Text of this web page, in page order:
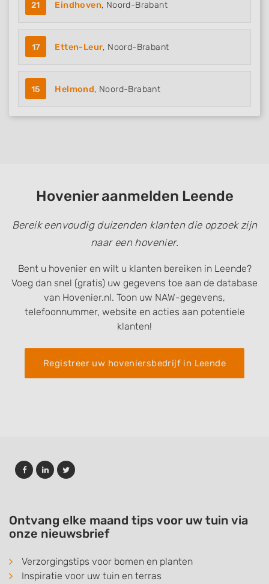
21 Eindhoven, Noord-Brabant
17 Etten-Leur, Noord-Brabant
15 Helmond, Noord-Brabant
Hovenier aanmelden Leende
Bereik eenvoudig duizenden klanten die opzoek zijn
naar een hovenier.
Bent u hovenier en wilt u klanten bereiken in Leende?
Voeg dan snel (gratis) uw gegevens toe aan de database
van Hovenier.nl. Toon uw NAW-gegevens,
telefoonnummer, website en acties aan potentiele
klanten!
Registreer uw hoveniersbedrijf in Leende
Ontvang elke maand tips voor uw tuin via
onze nieuwsbrief
Verzorgingstips voor bomen en planten
Inspiratie voor uw tuin en terras